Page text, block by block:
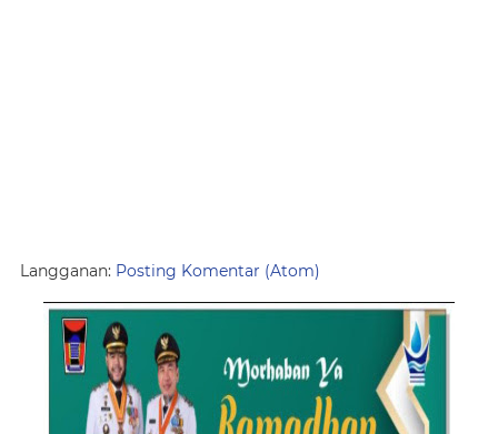
Langganan: Posting Komentar (Atom)